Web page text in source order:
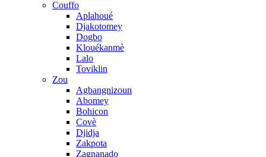
Couffo
Aplahoué
Djakotomey
Dogbo
Klouékanmè
Lalo
Toviklin
Zou
Agbangnizoun
Abomey
Bohicon
Covè
Djidja
Zakpota
Zagnanado